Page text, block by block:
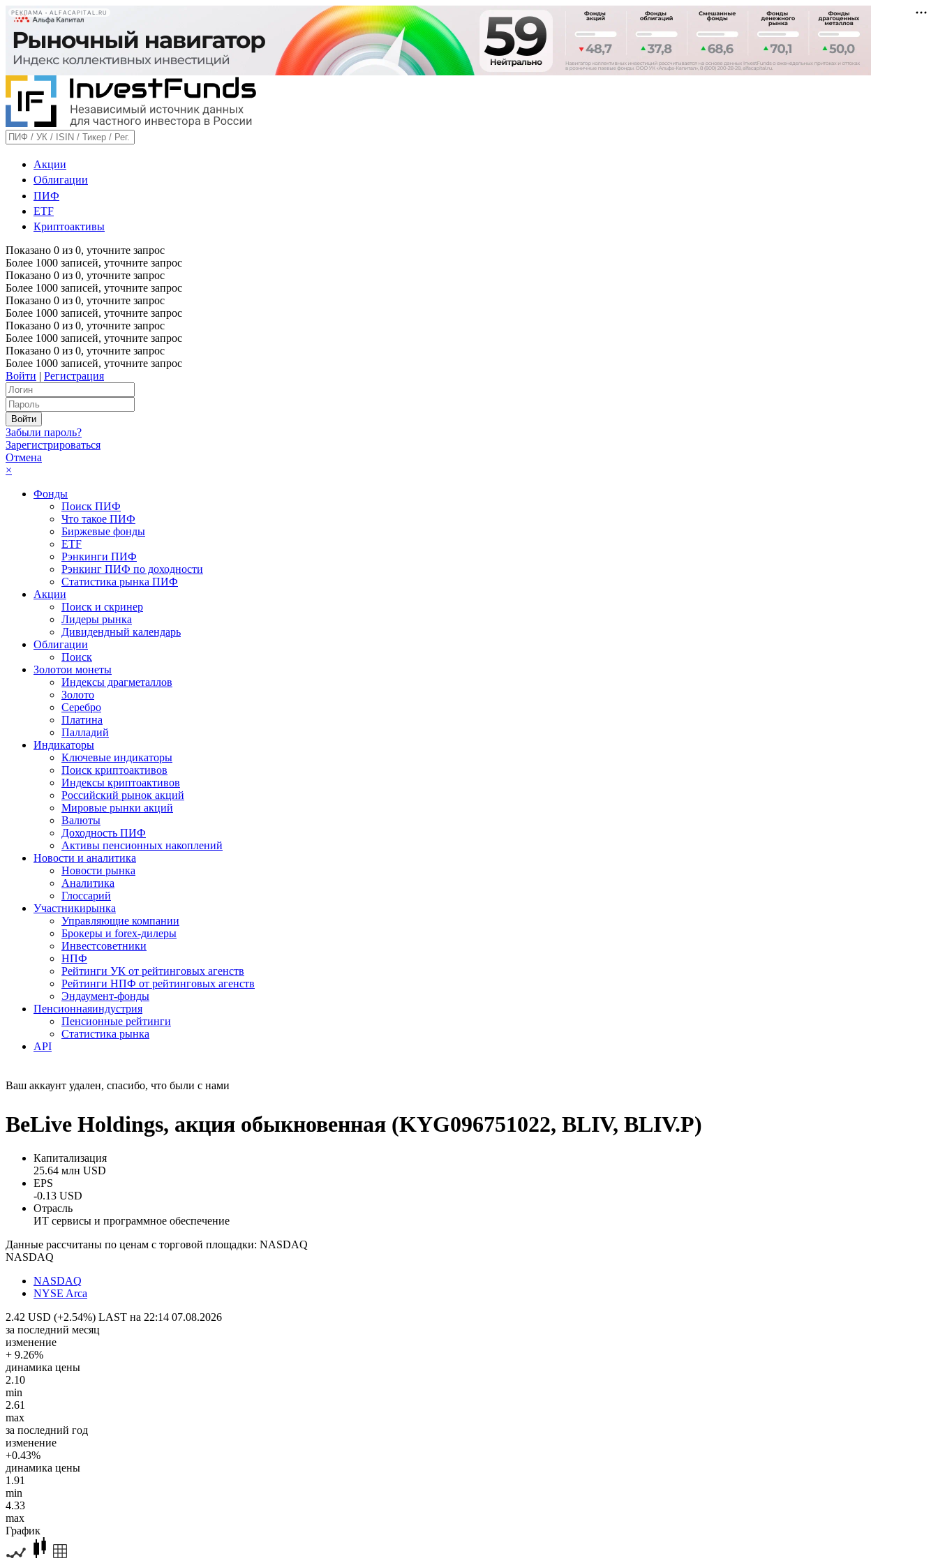
РЕКЛАМА • ALFACAPITAL.RU
Акции
Облигации
ПИФ
ETF
Криптоактивы
Показано 0 из 0, уточните запрос
Более 1000 записей, уточните запрос
Показано 0 из 0, уточните запрос
Более 1000 записей, уточните запрос
Показано 0 из 0, уточните запрос
Более 1000 записей, уточните запрос
Показано 0 из 0, уточните запрос
Более 1000 записей, уточните запрос
Показано 0 из 0, уточните запрос
Более 1000 записей, уточните запрос
Войти | Регистрация
Забыли пароль?
Зарегистрироваться
Отмена
×
Фонды
Поиск ПИФ
Что такое ПИФ
Биржевые фонды
ETF
Рэнкинги ПИФ
Рэнкинг ПИФ по доходности
Статистика рынка ПИФ
Акции
Поиск и скринер
Лидеры рынка
Дивидендный календарь
Облигации
Поиск
Золотои монеты
Индексы драгметаллов
Золото
Серебро
Платина
Палладий
Индикаторы
Ключевые индикаторы
Поиск криптоактивов
Индексы криптоактивов
Российский рынок акций
Мировые рынки акций
Валюты
Доходность ПИФ
Активы пенсионных накоплений
Новости и аналитика
Новости рынка
Аналитика
Глоссарий
Участникирынка
Управляющие компании
Брокеры и forex-дилеры
Инвестсоветники
НПФ
Рейтинги УК от рейтинговых агенств
Рейтинги НПФ от рейтинговых агенств
Эндаумент-фонды
Пенсионнаяиндустрия
Пенсионные рейтинги
Статистика рынка
API
Ваш аккаунт удален, спасибо, что были с нами
BeLive Holdings, акция обыкновенная (KYG096751022, BLIV, BLIV.P)
Капитализация
25.64 млн USD
EPS
-0.13 USD
Отрасль
ИТ сервисы и программное обеспечение
Данные рассчитаны по ценам с торговой площадки: NASDAQ
NASDAQ
NASDAQ
NYSE Arca
2.42 USD (+2.54%) LAST на 22:14 07.08.2026
за последний месяц
изменение
+ 9.26%
динамика цены
2.10
min
2.61
max
за последний год
изменение
+0.43%
динамика цены
1.91
min
4.33
max
График